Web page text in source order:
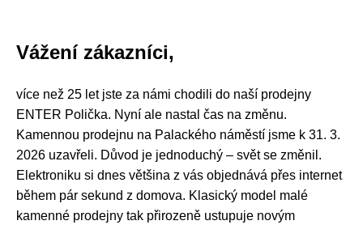
Vážení zákazníci,
více než 25 let jste za námi chodili do naší prodejny
ENTER Polička. Nyní ale nastal čas na změnu.
Kamennou prodejnu na Palackého náměstí jsme k 31. 3.
2026 uzavřeli. Důvod je jednoduchý – svět se změnil.
Elektroniku si dnes většina z vás objednává přes internet
během pár sekund z domova. Klasický model malé
kamenné prodejny tak přirozeně ustupuje novým